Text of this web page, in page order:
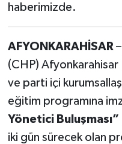
haberimizde.
AFYONKARAHİSAR
(CHP) Afyonkarahisar
ve parti içi
eğitim programına
Yönetici Buluşması”
iki gün sürecek olan